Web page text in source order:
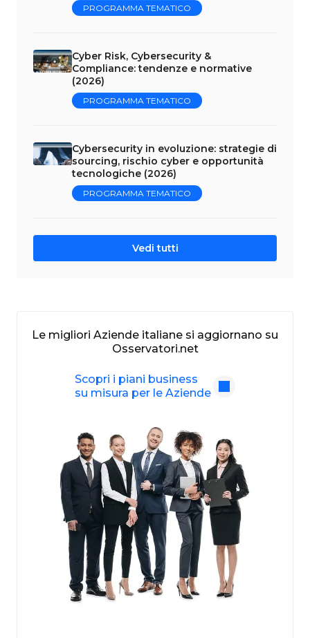
PROGRAMMA TEMATICO
Cyber Risk, Cybersecurity &
Compliance: tendenze e normative
(2026)
PROGRAMMA TEMATICO
Cybersecurity in evoluzione: strategie di
sourcing, rischio cyber e opportunità
tecnologiche (2026)
PROGRAMMA TEMATICO
Vedi tutti
Le migliori Aziende italiane si aggiornano su
Osservatori.net
Scopri i piani business
su misura per le Aziende